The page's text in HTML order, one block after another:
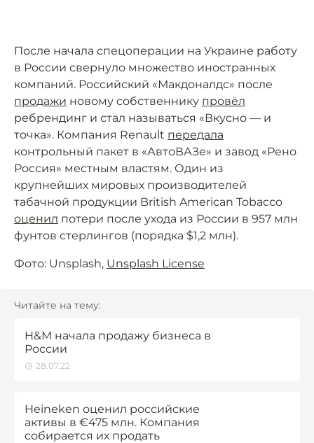
После начала спецоперации на Украине работу
в России свернуло множество иностранных
компаний. Российский «Макдоналдс» после
продажи новому собственнику провёл
ребрендинг и стал называться «Вкусно — и
точка». Компания Renault передала
контрольный пакет в «АвтоВАЗе» и завод «Рено
Россия» местным властям. Один из
крупнейших мировых производителей
табачной продукции British American Tobacco
оценил потери после ухода из России в 957 млн
фунтов стерлингов (порядка $1,2 млн).
Фото: Unsplash, Unsplash License
Читайте на тему:
H&M начала продажу бизнеса в
России
28.07.22
Heineken оценил российские
активы в €475 млн. Компания
собирается их продать